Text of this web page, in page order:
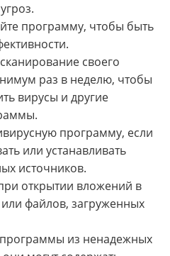
программу, чтобы быть
своего
раз в неделю, чтобы
вирусы и другие
программу, если
или устанавливать
источников.
открытии вложений в
файлов, загруженных
программы из ненадежных